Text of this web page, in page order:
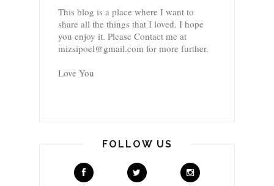
This blog is a place where I want to
share all the things that I loved. I hope
you enjoy it. Please Contact me at
mizsipoel@gmail.com for more further.
Love You
FOLLOW US